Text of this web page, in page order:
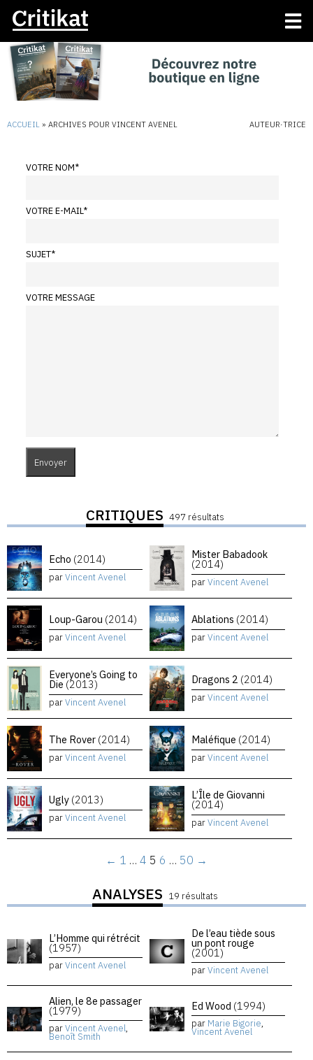
ACCUEIL » ARCHIVES POUR VINCENT AVENEL AUTEUR·TRICE
VOTRE NOM*
VOTRE E-MAIL*
SUJET*
VOTRE MESSAGE
CRITIQUES 497 résultats
Echo (2014)
parVincent Avenel
Mister Babadook
(2014)
parVincent Avenel
Loup-Garou (2014)
parVincent Avenel
Ablations (2014)
parVincent Avenel
Everyone’s Going to
Die (2013)
parVincent Avenel
Dragons 2 (2014)
parVincent Avenel
The Rover (2014)
parVincent Avenel
Maléfique (2014)
parVincent Avenel
Ugly (2013)
parVincent Avenel
L’Île de Giovanni
(2014)
parVincent Avenel
← 1 … 4 5 6 … 50 →
ANALYSES 19 résultats
L’Homme qui rétrécit
(1957)
parVincent Avenel
De l’eau tiède sous
un pont rouge
(2001)
parVincent Avenel
Alien, le 8e passager
(1979)
parVincent Avenel,
Benoît Smith
Ed Wood (1994)
par Marie Bigorie,
Vincent Avenel